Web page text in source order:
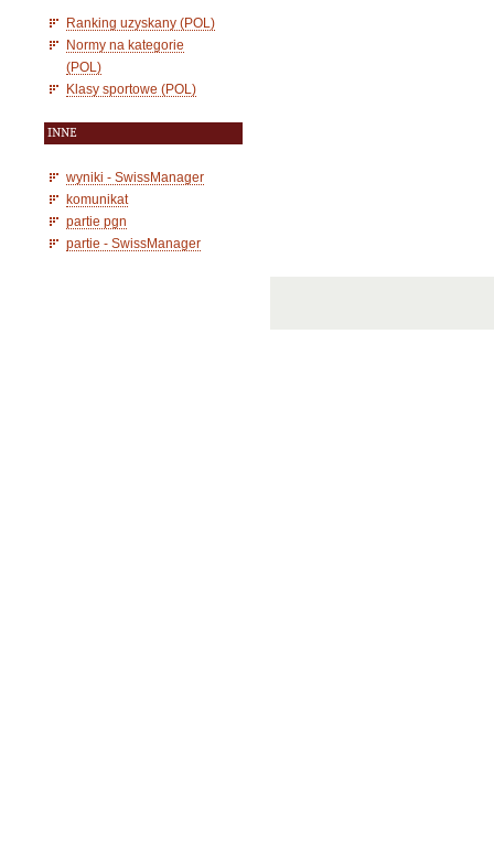
Ranking uzyskany (POL)
Normy na kategorie
(POL)
Klasy sportowe (POL)
INNE
wyniki - SwissManager
komunikat
partie pgn
partie - SwissManager